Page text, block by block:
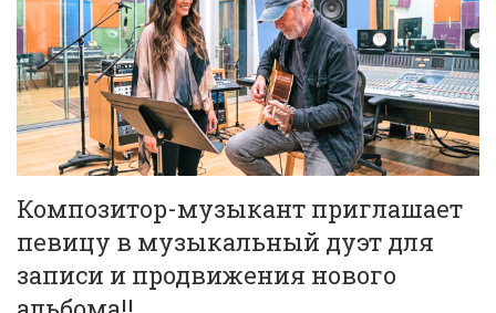
Композитор-музыкант приглашает
певицу в музыкальный дуэт для
записи и продвижения нового